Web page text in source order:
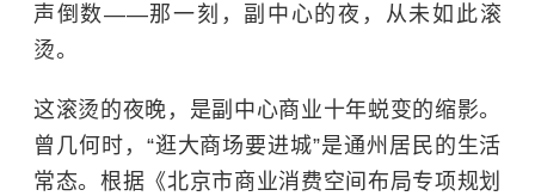
声倒数——那一刻，副中心的夜，从未如此滚
烫。
这滚烫的夜晚，是副中心商业十年蜕变的缩影。
曾几何时，“逛大商场要进城”是通州居民的生活
常态。根据《北京市商业消费空间布局专项规划